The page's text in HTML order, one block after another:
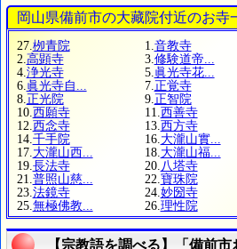
岡山県備前市の大藏院付近のお寺
27. 栁青院 1. 音教寺
2. 高顕寺 3. 修験道帝...
4. 浄光寺 5. 眞光寺花...
6. 眞光寺自... 7. 正覚寺
8. 正光院 9. 正智院
10. 西願寺 11. 西善寺
12. 西念寺 13. 西方寺
14. 千手院 16. 大瀧山實...
17. 大瀧山西... 18. 大瀧山福...
19. 長法寺 20. 八塔寺
21. 普照山慈... 22. 寶珠院
23. 法鏡寺 24. 妙圀寺
25. 無極佛教... 26. 理性院
【宗教語を調べる】「備前市